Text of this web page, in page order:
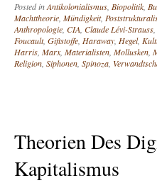
Posted inAntikolonialismus, Biopolitik,
Machttheorie, Mündigkeit,
Anthropologie, CIA, Claude Lévi-Strauss,
Foucault, Giftstoffe, Haraway, Hegel,
Harris, Marx, Materialisten, Mollusken,
Religion, Siphonen, Spinoza,
Theorien Des
Kapitalismus